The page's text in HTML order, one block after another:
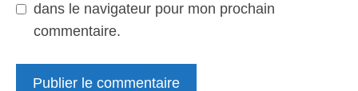
dans le navigateur pour mon prochain
commentaire.